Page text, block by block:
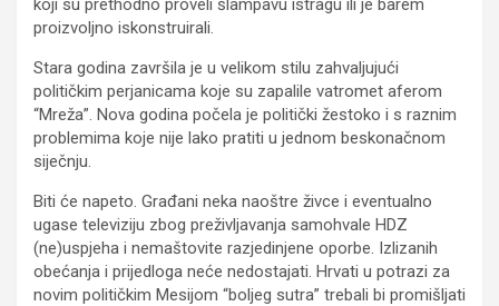
koji su prethodno proveli šlampavu istragu ili je barem
proizvoljno iskonstruirali.
Stara godina završila je u velikom stilu zahvaljujući
političkim perjanicama koje su zapalile vatromet aferom
“Mreža”. Nova godina počela je politički žestoko i s raznim
problemima koje nije lako pratiti u jednom beskonačnom
siječnju.
Biti će napeto. Građani neka naoštre živce i eventualno
ugase televiziju zbog preživljavanja samohvale HDZ
(ne)uspjeha i nemaštovite razjedinjene oporbe. Izlizanih
obećanja i prijedloga neće nedostajati. Hrvati u potrazi za
novim političkim Mesijom “boljeg sutra” trebali bi promišljati